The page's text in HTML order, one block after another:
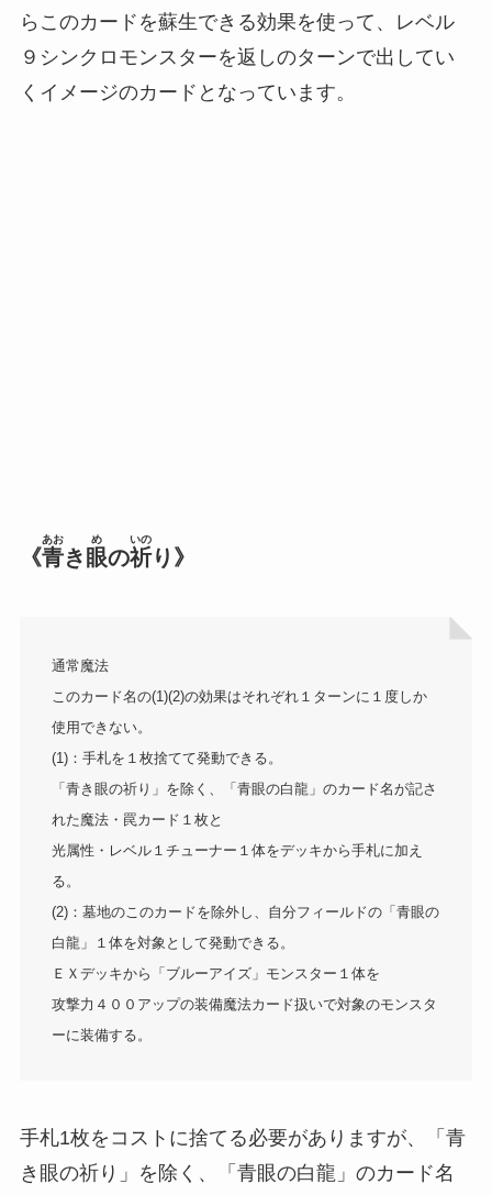
らこのカードを蘇生できる効果を使って、レベル
９シンクロモンスターを返しのターンで出してい
くイメージのカードとなっています。
《青
あお
き 眼
め
の祈
いの
り》
通常魔法
このカード名の(1)(2)の効果はそれぞれ１ターンに１度しか
使用できない。
(1)：手札を１枚捨てて発動できる。
「青き眼の祈り」を除く、「青眼の白龍」のカード名が記さ
れた魔法・罠カード１枚と
光属性・レベル１チューナー１体をデッキから手札に加え
る。
(2)：墓地のこのカードを除外し、自分フィールドの「青眼の
白龍」１体を対象として発動できる。
ＥＸデッキから「ブルーアイズ」モンスター１体を
攻撃力４００アップの装備魔法カード扱いで対象のモンスタ
ーに装備する。
手札1枚をコストに捨てる必要がありますが、「青
き眼の祈り」を除く、「青眼の白龍」のカード名